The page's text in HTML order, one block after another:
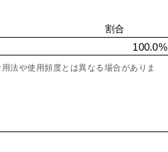
割合
100.0%
法や使用頻度とは異なる場合がありま